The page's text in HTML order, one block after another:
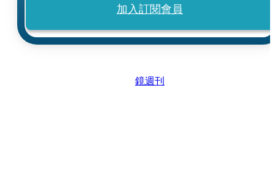
加入訂閱會員
鏡週刊